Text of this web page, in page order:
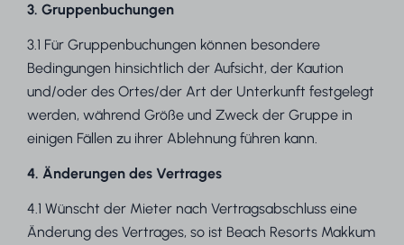
3. Gruppenbuchungen
3.1 Für Gruppenbuchungen können besondere
Bedingungen hinsichtlich der Aufsicht, der Kaution
und/oder des Ortes/der Art der Unterkunft festgelegt
werden, während Größe und Zweck der Gruppe in
einigen Fällen zu ihrer Ablehnung führen kann.
4. Änderungen des Vertrages
4.1 Wünscht der Mieter nach Vertragsabschluss eine
Änderung des Vertrages, so ist Beach Resorts Makkum